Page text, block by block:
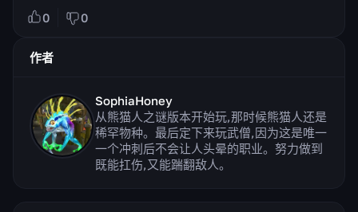
0 0
作者
SophiaHoney
从熊猫人之谜版本开始玩,那时候熊猫人还是
稀罕物种。最后定下来玩武僧,因为这是唯一
一个冲刺后不会让人头晕的职业。努力做到
既能扛伤,又能踹翻敌人。